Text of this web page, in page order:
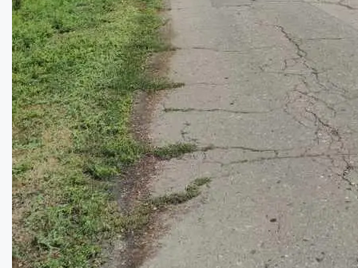
Ділянка в Жуках,світло приєднане, поряд ...
Ділянка:
15сот.
Купити
3500 $